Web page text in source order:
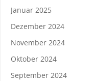
Januar 2025
Dezember 2024
November 2024
Oktober 2024
September 2024